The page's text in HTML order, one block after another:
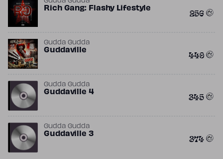
Rich Gang: Flashy Lifestyle 256
Gudda Gudda
Guddaville 449
Gudda Gudda
Guddaville 4 345
Gudda Gudda
Guddaville 3 374